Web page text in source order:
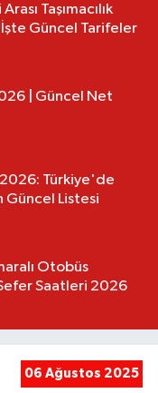
Taşımacılık
İşte Güncel Tarifeler
| Güncel Net
Türkiye'de
Güncel Listesi
Otobüs
Saatleri 2026
06 Ağustos 2025